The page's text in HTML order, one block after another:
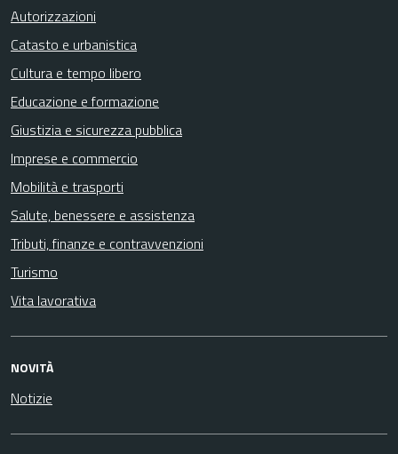
Autorizzazioni
Catasto e urbanistica
Cultura e tempo libero
Educazione e formazione
Giustizia e sicurezza pubblica
Imprese e commercio
Mobilità e trasporti
Salute, benessere e assistenza
Tributi, finanze e contravvenzioni
Turismo
Vita lavorativa
NOVITÀ
Notizie